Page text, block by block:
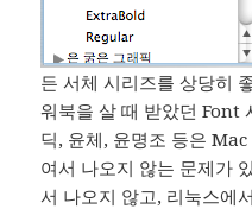
든 서체 시리즈를 상당히
워북을 살 때 받았던 Font
딕, 윤체, 윤명조 등은
여서 나오지 않는 문제가
서 나오지 않고, 리눅스에